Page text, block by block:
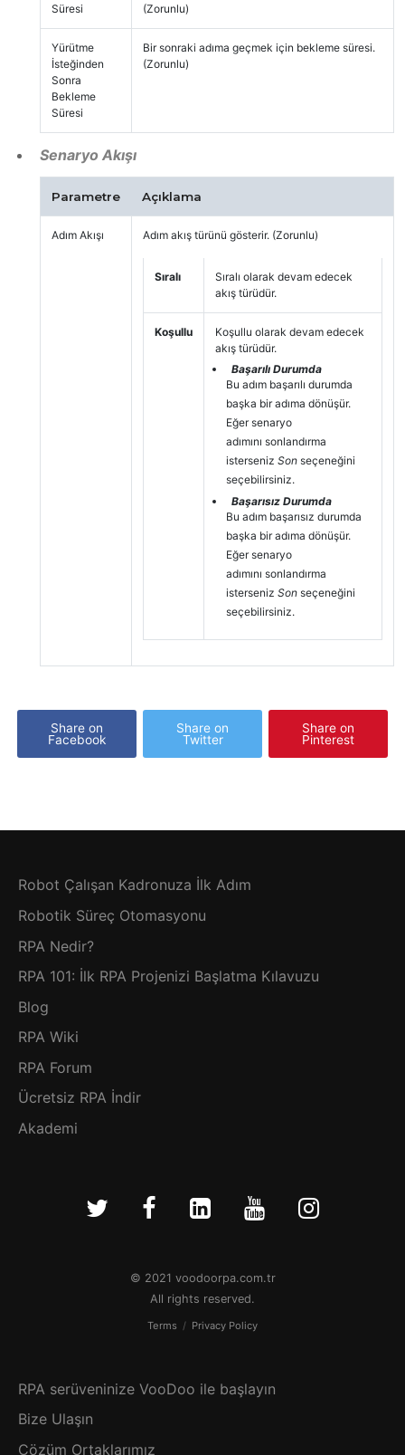
Süresi
(Zorunlu)
Yürütme
İsteğinden
Sonra
Bekleme
Süresi
Bir sonraki adıma geçmek için bekleme süresi.
(Zorunlu)
Senaryo Akışı
Parametre Açıklama
Adım Akışı Adım akış türünü gösterir. (Zorunlu)
Sıralı
Sıralı olarak devam edecek
akış türüdür.
Koşullu
Koşullu olarak devam edecek
akış türüdür.
Başarılı Durumda
Bu adım başarılı durumda
başka bir adıma dönüşür.
Eğer senaryo
adımını sonlandırma
isterseniz Son seçeneğini
seçebilirsiniz.
Başarısız Durumda
Bu adım başarısız durumda
başka bir adıma dönüşür.
Eğer senaryo
adımını sonlandırma
isterseniz Son seçeneğini
seçebilirsiniz.
Share on
Facebook
Share on
Twitter
Share on
Pinterest
Robot Çalışan Kadronuza İlk Adım
Robotik Süreç Otomasyonu
RPA Nedir?
RPA 101: İlk RPA Projenizi Başlatma Kılavuzu
Blog
RPA Wiki
RPA Forum
Ücretsiz RPA İndir
Akademi
© 2021 voodoorpa.com.tr
All rights reserved.
Terms / Privacy Policy
RPA serüveninize VooDoo ile başlayın
Bize Ulaşın
Çözüm Ortaklarımız